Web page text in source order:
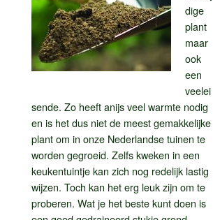
dige
plant
maar
ook
een
veelei
sende. Zo heeft anijs veel warmte nodig
en is het dus niet de meest gemakkelijke
plant om in onze Nederlandse tuinen te
worden gegroeid. Zelfs kweken in een
keukentuintje kan zich nog redelijk lastig
wijzen. Toch kan het erg leuk zijn om te
proberen. Wat je het beste kunt doen is